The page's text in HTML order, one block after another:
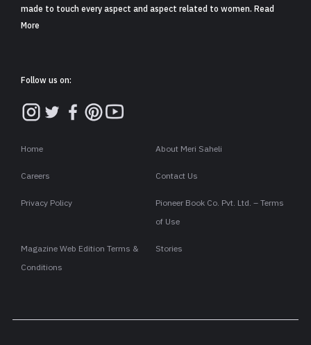
made to touch every aspect and aspect related to women. Read
More
Follow us on:
Home About Meri Saheli
Careers Contact Us
Privacy Policy
Pioneer Book Co. Pvt. Ltd. – Terms
of Use
Magazine Web Edition Terms &
Conditions
Stories